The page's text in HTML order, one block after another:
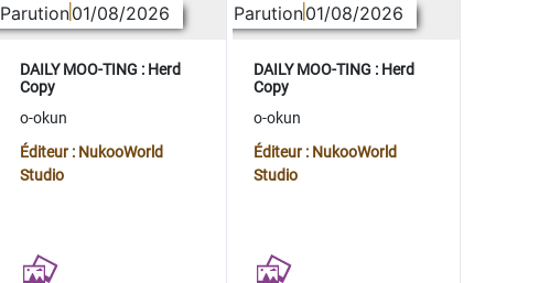
Parution01/08/2026
DAILY MOO-TING : Herd
Copy
o-okun
Éditeur : NukooWorld
Studio
Parution01/08/2026
DAILY MOO-TING : Herd
Copy
o-okun
Éditeur : NukooWorld
Studio